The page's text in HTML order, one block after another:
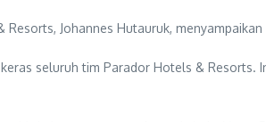
Johannes Hutauruk,
seluruh tim Parador Hotels &